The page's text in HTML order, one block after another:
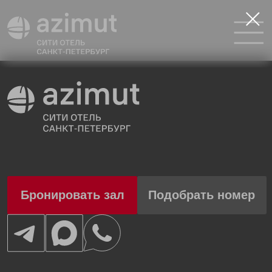
+7 (960) 260-48-56